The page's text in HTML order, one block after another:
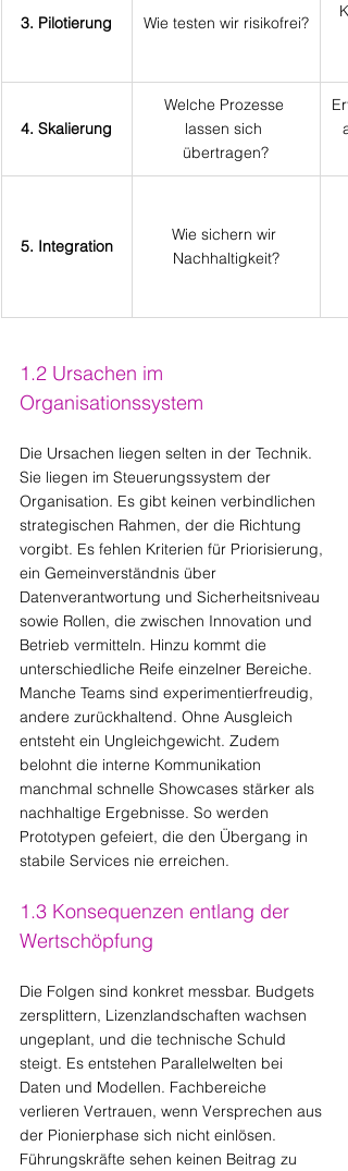
3. Pilotierung Wie testen wir risikofrei?
4. Skalierung
Welche Prozesse
lassen sich
übertragen?
5. Integration
Wie sichern wir
Nachhaltigkeit?
1.2 Ursachen im
Organisationssystem
Die Ursachen liegen selten in der Technik.
Sie liegen im Steuerungssystem der
Organisation. Es gibt keinen verbindlichen
strategischen Rahmen, der die Richtung
vorgibt. Es fehlen Kriterien für Priorisierung,
ein Gemeinverständnis über
Datenverantwortung und Sicherheitsniveau
sowie Rollen, die zwischen Innovation und
Betrieb vermitteln. Hinzu kommt die
unterschiedliche Reife einzelner Bereiche.
Manche Teams sind experimentierfreudig,
andere zurückhaltend. Ohne Ausgleich
entsteht ein Ungleichgewicht. Zudem
belohnt die interne Kommunikation
manchmal schnelle Showcases stärker als
nachhaltige Ergebnisse. So werden
Prototypen gefeiert, die den Übergang in
stabile Services nie erreichen.
1.3 Konsequenzen entlang der
Wertschöpfung
Die Folgen sind konkret messbar. Budgets
zersplittern, Lizenzlandschaften wachsen
ungeplant, und die technische Schuld
steigt. Es entstehen Parallelwelten bei
Daten und Modellen. Fachbereiche
verlieren Vertrauen, wenn Versprechen aus
der Pionierphase sich nicht einlösen.
Führungskräfte sehen keinen Beitrag zu